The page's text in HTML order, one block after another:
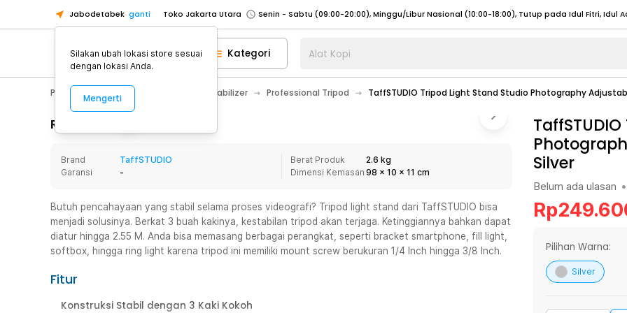
Jabodetabek ganti Toko Jakarta Utara
Toko Tangerang
Toko Cikupa
Pick n Go Jakarta Barat
Senin - Jumat (07:00 - 20:00), Sabtu - Minggu (08:00 - 20:00), Tutup pada Idul Fitri
Pick n Go Bekasi
Senin - Jumat (08:00 - 20:00), Sabtu - Minggu/ Libur Nasional (08:00 - 17:00) Selengkapnya
Senin - Jumat (08:00 - 20:00), Sabtu - Minggu/ Libur Nasional (08:00 - 17:00) Selengkapnya
Senin - Sabtu (09:00-20:00), Minggu/Libur Nasional (12:00-20:00), Tutup pada Idul Fitri
Toko Jakarta Barat
Senin - Sabtu (09:00-20:00), Minggu/Libur Nasional (12:00-20:00), Tutup pada Idul Fitri
Toko Tangerang
Toko Cikupa
Pick n Go Jakarta Barat
Senin - Jumat (07:00 - 20:00), Sabtu - Minggu (08:00 - 20:00), Tutup pada Idul Fitri
Senin - Jumat (08:00 - 20:00), Sabtu - Minggu/ Libur Nasional (08:00 - 17:00) Selengkapnya
Kategori Alat Kopi
Photography Tripod, Monopod & Stabilizer Professional Tripod TaffSTUDIO Tripod Light Stand Studio Photography
Rincian Produk
Brand
TaffSTUDIO
Garansi
-
Berat Produk
2.6 kg
Dimensi Kemasan 98 x 10 x 11 cm
Butuh pencahayaan yang stabil selama proses videografi? Tripod light stand dari TaffSTUDIO bisa
menjadi solusinya. Berkat 3 buah kakinya, kestabilan tripod akan terjaga. Ketinggiannya bahkan dapat
diatur hingga 2.55 M. Anda bisa memasang berbagai perangkat, seperti bracket smartphone, fill light,
softbox, hingga ring light karena tripod ini memiliki mount screw berukuran 1/4 Inch hingga 3/8 Inch.
Fitur
Konstruksi Stabil dengan 3 Kaki Kokoh
Silver
Belum ada ulasan •
Rp
Pilihan Warna:
Silver
Silakan ubah lokasi store sesuai
dengan lokasi Anda.
Mengerti